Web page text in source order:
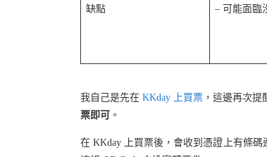
缺點 – 可能面臨
我自己是先在KKday 上買票 ，這邊再次
票即可 。
在 KKday 上買票後，會收到憑證上有條碼